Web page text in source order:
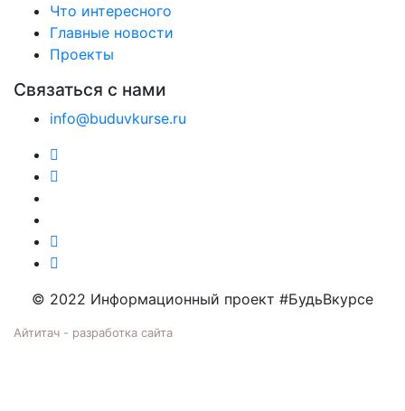
Что интересного
Главные новости
Проекты
Связаться с нами
info@buduvkurse.ru
© 2022 Информационный проект #БудьВкурсе
Айтитач - разработка сайта